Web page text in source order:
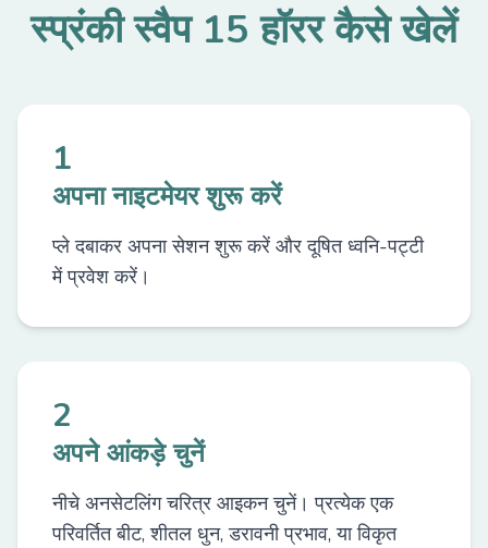
स्प्रंकी स्वैप 15 हॉरर कैसे खेलें
1
अपना नाइटमेयर शुरू करें
प्ले दबाकर अपना सेशन शुरू करें और दूषित ध्वनि-पट्टी
में प्रवेश करें।
2
अपने आंकड़े चुनें
नीचे अनसेटलिंग चरित्र आइकन चुनें। प्रत्येक एक
परिवर्तित बीट, शीतल धुन, डरावनी प्रभाव, या विकृत